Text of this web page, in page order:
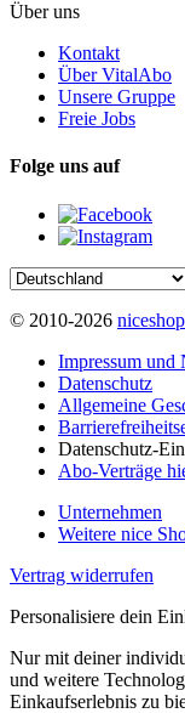
Über uns
Kontakt
Über VitalAbo
Unsere Gruppe
Freie Jobs
Folge uns auf
© 2010-2026
Impressum und
Datenschutz
Allgemeine
Datenschutz-
Abo-Verträge
Unternehmen
Weitere nice
Vertrag widerrufen
Personalisiere dein
Nur mit deiner
und weitere
Einkaufserlebnis zu